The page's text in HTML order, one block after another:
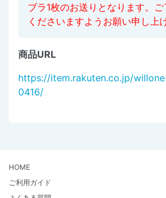
ブラ1枚のお送りとなります。
くださいますようお願い申し上
商品URL
https://item.rakuten.co.jp/
0416/
HOME
ご利用ガイド